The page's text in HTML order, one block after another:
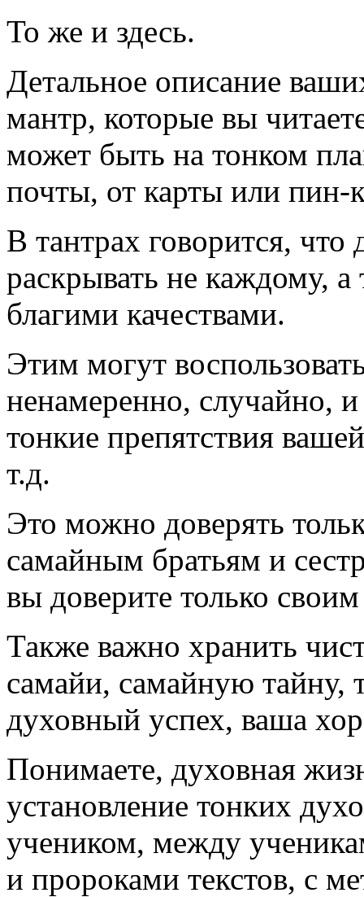
То же и здесь.
Детальное описание
мантр, которые вы
может быть на тонком
почты, от карты или пин-
В тантрах говорится, что
раскрывать не каждому,
благими качествами.
Этим могут
ненамеренно, случайно,
тонкие препятствия
т.д.
Это можно доверять
самайным братьям и
вы доверите только
Также важно хранить
самайи, самайную тайну,
духовный успех, ваша
Понимаете, духовная
установление тонких
учеником, между
и пророками текстов, с